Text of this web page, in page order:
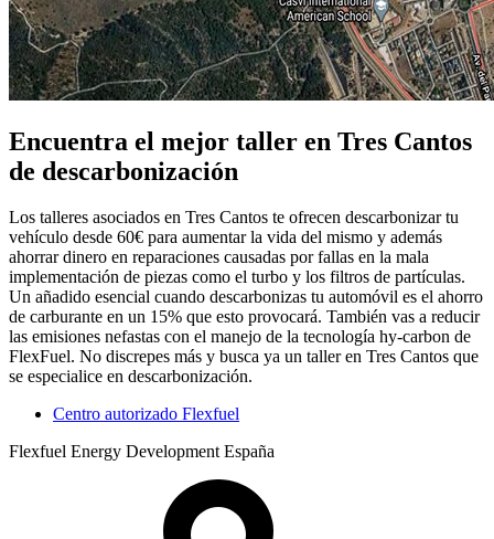
Encuentra el mejor taller en Tres Cantos
de descarbonización
Los talleres asociados en Tres Cantos te ofrecen descarbonizar tu
vehículo desde 60€ para aumentar la vida del mismo y además
ahorrar dinero en reparaciones causadas por fallas en la mala
implementación de piezas como el turbo y los filtros de partículas.
Un añadido esencial cuando descarbonizas tu automóvil es el ahorro
de carburante en un 15% que esto provocará. También vas a reducir
las emisiones nefastas con el manejo de la tecnología hy-carbon de
FlexFuel. No discrepes más y busca ya un taller en Tres Cantos que
se especialice en descarbonización.
Centro autorizado Flexfuel
Flexfuel Energy Development España